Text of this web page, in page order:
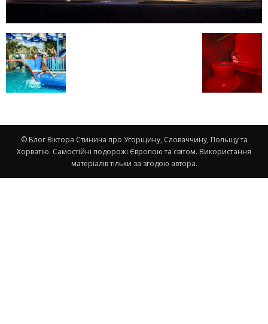
© Блог Віктора Стинича про Угорщину, Словаччину, Польщу та
Хорватію. Самостійні подорожі Європою та світом. Використання
матеріалів тільки за згодою автора.